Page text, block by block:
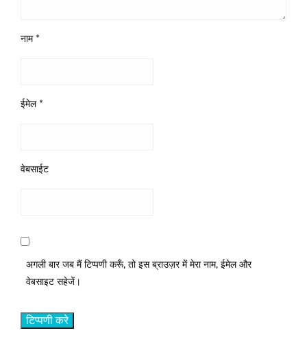
नाम *
ईमेल *
वेबसाईट
अगली बार जब मैं टिप्पणी करूँ, तो इस ब्राउज़र में मेरा नाम, ईमेल और
वेबसाइट सहेजें।